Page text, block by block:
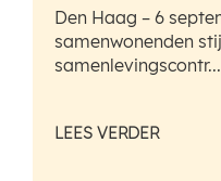
Den Haag – 6
samenwonenden
samenlevingscontr...
LEES VERDER